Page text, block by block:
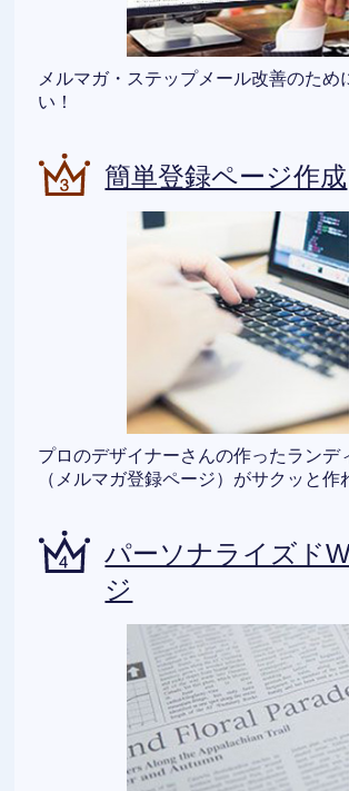
メルマガ・ステップメール改善のため
い！
簡単登録ページ作成
プロのデザイナーさんの作ったランデ
（メルマガ登録ページ）がサクッと作
パーソナライズド
ジ